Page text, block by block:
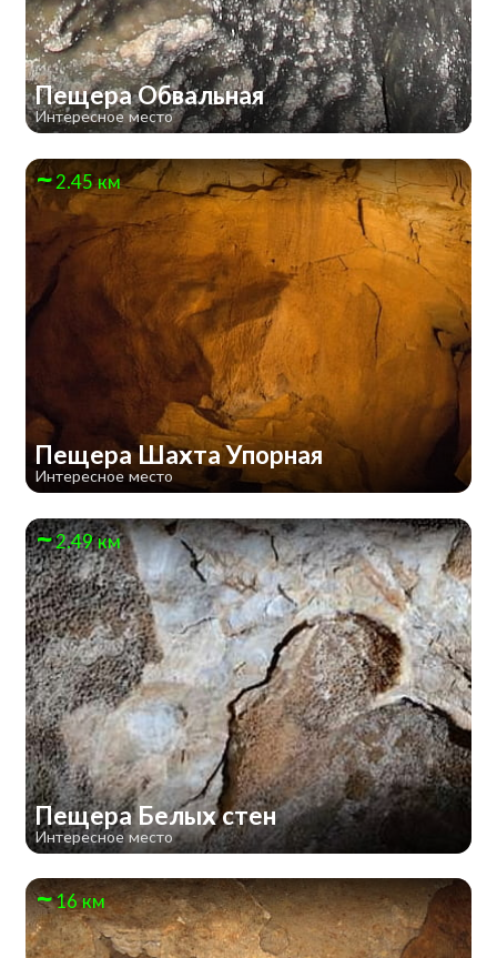
Пещера Обвальная
Интересное место
2.45 км
Пещера Шахта Упорная
Интересное место
2.49 км
Пещера Белых стен
Интересное место
16 км